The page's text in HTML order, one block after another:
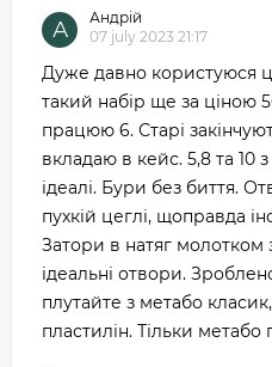
А
Андрій
07 july 2023 21:17
Дуже давно користуюся
такий набір ще за ціною
працюю 6. Старі
вкладаю в кейс. 5,8 та 10
ідеалі. Бури без биття.
пухкій цеглі, щоправда
Затори в натяг молотком
ідеальні отвори.
плутайте з метабо
пластилін. Тільки метабо